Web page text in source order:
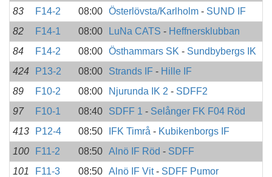
83
F14-2 08:00 Österlövsta/Karlholm - SUND IF
82
F14-1 08:00 LuNa CATS - Heffnersklubban
84
F14-2 08:00 Östhammars SK - Sundbybergs IK
424
P13-2 08:00 Strands IF - Hille IF
89
F10-2 08:00 Njurunda IK 2 - SDFF2
97
F10-1 08:40 SDFF 1 - Selånger FK F04 Röd
413
P12-4 08:50 IFK Timrå - Kubikenborgs IF
100
F11-2 08:50 Alnö IF Röd - SDFF
101
F11-3 08:50 Alnö IF Vit- SDFF Pumor